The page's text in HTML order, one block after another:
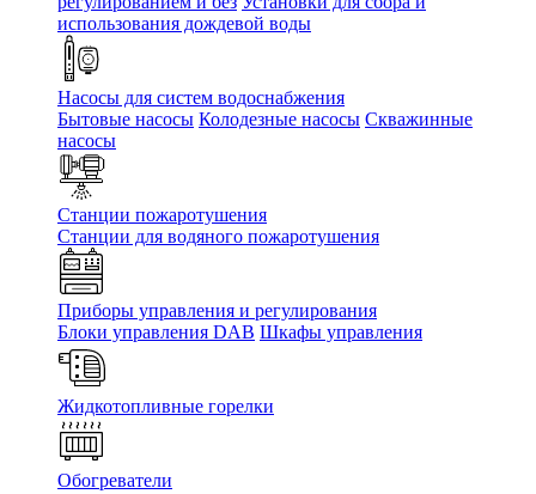
использования дождевой воды
Насосы для систем водоснабжения
Бытовые насосы Колодезные насосы Скважинные
насосы
Станции пожаротушения
Станции для водяного пожаротушения
Приборы управления и регулирования
Блоки управления DAB Шкафы управления
Жидкотопливные горелки
Обогреватели